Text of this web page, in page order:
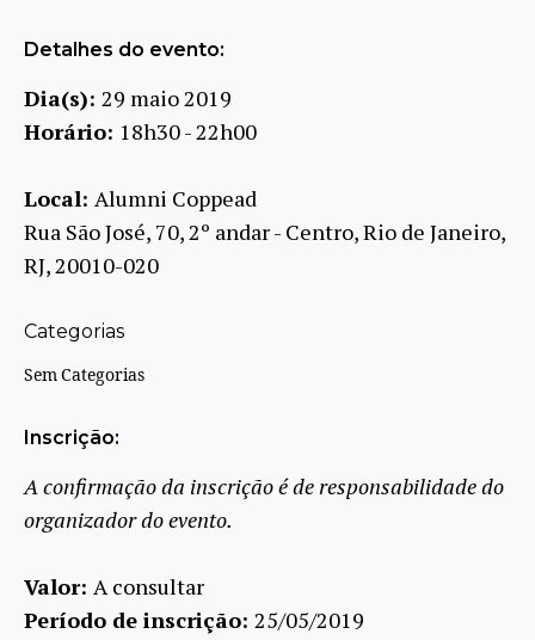
Detalhes do evento:
Dia(s): 29 maio 2019
Horário: 18h30 - 22h00
Local: Alumni Coppead
Rua São José, 70, 2º andar - Centro, Rio de Janeiro,
RJ, 20010-020
Categorias
Sem Categorias
Inscrição:
A confirmação da inscrição é de responsabilidade do
organizador do evento.
Valor: A consultar
Período de inscrição: 25/05/2019